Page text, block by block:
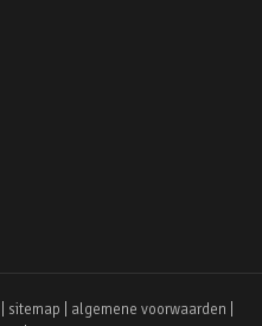
sitemap algemene voorwaarden